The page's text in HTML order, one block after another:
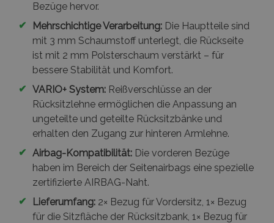
Bezüge hervor.
✔
Mehrschichtige Verarbeitung: Die Hauptteile sind
mit 3 mm Schaumstoff unterlegt, die Rückseite
ist mit 2 mm Polsterschaum verstärkt – für
bessere Stabilität und Komfort.
✔ VARIO+ System: Reißverschlüsse an der
Rücksitzlehne ermöglichen die Anpassung an
ungeteilte und geteilte Rücksitzbänke und
erhalten den Zugang zur hinteren Armlehne.
✔ Airbag-Kompatibilität: Die vorderen Bezüge
haben im Bereich der Seitenairbags eine spezielle
zertifizierte AIRBAG-Naht.
✔
Lieferumfang: 2× Bezug für Vordersitz, 1× Bezug
für die Sitzfläche der Rücksitzbank, 1× Bezug für